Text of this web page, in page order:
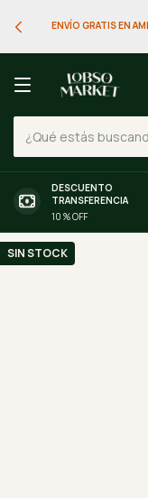
ENVÍO GRATIS EN
DESCUENTO
TRANSFERENCIA
10 % OFF
SIN STOCK